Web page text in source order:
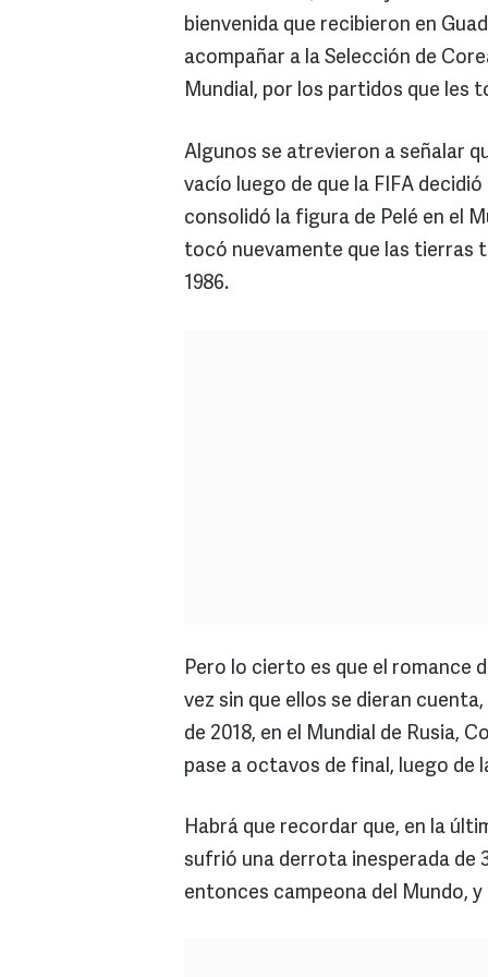
bienvenida que recibieron en
acompañar a la Selección de
Mundial, por los partidos que les
Algunos se atrevieron a señalar
vacío luego de que la FIFA
consolidó la figura de Pelé en el
tocó nuevamente que las tierras
1986.
Pero lo cierto es que el romance
vez sin que ellos se dieran
de 2018, en el Mundial de Rusia,
pase a octavos de final, luego de
Habrá que recordar que, en la
sufrió una derrota inesperada de
entonces campeona del Mundo, y